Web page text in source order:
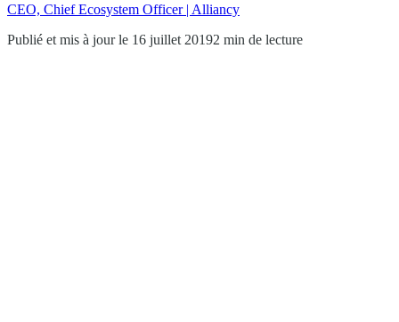
CEO, Chief Ecosystem Officer | Alliancy
Publié et mis à jour le 16 juillet 20192 min de lecture